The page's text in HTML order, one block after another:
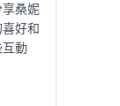
桑妮
好和
動